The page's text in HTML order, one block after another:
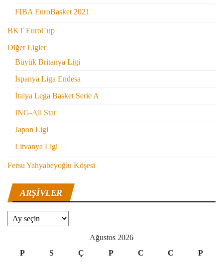
FIBA EuroBasket 2021
BKT EuroCup
Diğer Ligler
Büyük Britanya Ligi
İspanya Liga Endesa
İtalya Lega Basket Serie A
ING-All Star
Japon Ligi
Litvanya Ligi
Fersu Yahyabeyoğlu Köşesi
ARŞIVLER
Arşivler
Ağustos 2026
P
S Ç P C C P